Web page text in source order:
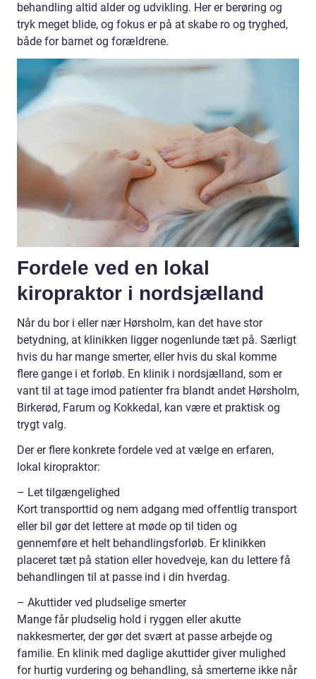
behandling altid alder og udvikling. Her er berøring og
tryk meget blide, og fokus er på at skabe ro og tryghed,
både for barnet og forældrene.
Fordele ved en lokal
kiropraktor i nordsjælland
Når du bor i eller nær Hørsholm, kan det have stor
betydning, at klinikken ligger nogenlunde tæt på. Særligt
hvis du har mange smerter, eller hvis du skal komme
flere gange i et forløb. En klinik i nordsjælland, som er
vant til at tage imod patienter fra blandt andet Hørsholm,
Birkerød, Farum og Kokkedal, kan være et praktisk og
trygt valg.
Der er flere konkrete fordele ved at vælge en erfaren,
lokal kiropraktor:
– Let tilgængelighed
Kort transporttid og nem adgang med offentlig transport
eller bil gør det lettere at møde op til tiden og
gennemføre et helt behandlingsforløb. Er klinikken
placeret tæt på station eller hovedveje, kan du lettere få
behandlingen til at passe ind i din hverdag.
– Akuttider ved pludselige smerter
Mange får pludselig hold i ryggen eller akutte
nakkesmerter, der gør det svært at passe arbejde og
familie. En klinik med daglige akuttider giver mulighed
for hurtig vurdering og behandling, så smerterne ikke når